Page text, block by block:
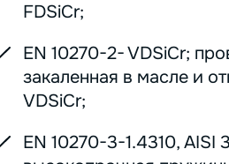
FDSiCr;
EN 10270-2- VDSiCr;
закаленная в масле и
VDSiCr;
EN 10270-3-1.4310,